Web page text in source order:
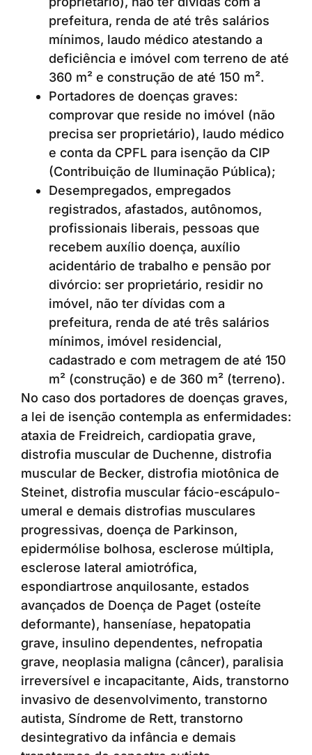
prefeitura, renda de até três salários
mínimos, laudo médico atestando a
deficiência e imóvel com terreno de até
360 m² e construção de até 150 m².
Portadores de doenças graves:
comprovar que reside no imóvel (não
precisa ser proprietário), laudo médico
e conta da CPFL para isenção da CIP
(Contribuição de Iluminação Pública);
Desempregados, empregados
registrados, afastados, autônomos,
profissionais liberais, pessoas que
recebem auxílio doença, auxílio
acidentário de trabalho e pensão por
divórcio: ser proprietário, residir no
imóvel, não ter dívidas com a
prefeitura, renda de até três salários
mínimos, imóvel residencial,
cadastrado e com metragem de até 150
m² (construção) e de 360 m² (terreno).
No caso dos portadores de doenças graves,
a lei de isenção contempla as enfermidades:
ataxia de Freidreich, cardiopatia grave,
distrofia muscular de Duchenne, distrofia
muscular de Becker, distrofia miotônica de
Steinet, distrofia muscular fácio-escápulo-
umeral e demais distrofias musculares
progressivas, doença de Parkinson,
epidermólise bolhosa, esclerose múltipla,
esclerose lateral amiotrófica,
espondiartrose anquilosante, estados
avançados de Doença de Paget (osteíte
deformante), hanseníase, hepatopatia
grave, insulino dependentes, nefropatia
grave, neoplasia maligna (câncer), paralisia
irreversível e incapacitante, Aids, transtorno
invasivo de desenvolvimento, transtorno
autista, Síndrome de Rett, transtorno
desintegrativo da infância e demais